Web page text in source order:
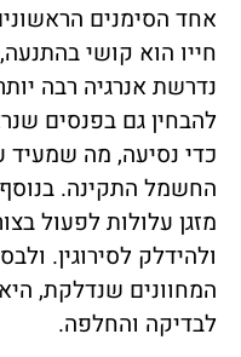
אחד הסימנים
חייו הוא קושי
נדרשת אנרגיה רבה
להבחין גם בפנסים
כדי נסיעה, מה שמעיד
החשמל התקינה.
מזגן עלולות לפעול
ולהידלק לסירוגין.
המחוונים שנדלקת,
לבדיקה והחלפה.